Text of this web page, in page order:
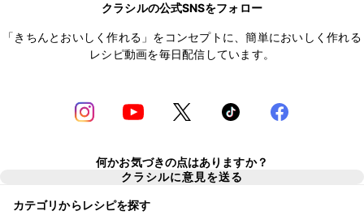
クラシルの公式SNSをフォロー
「きちんとおいしく作れる」をコンセプトに、簡単においしく作れる
レシピ動画を毎日配信しています。
何かお気づきの点はありますか？
クラシルに意見を送る
カテゴリからレシピを探す